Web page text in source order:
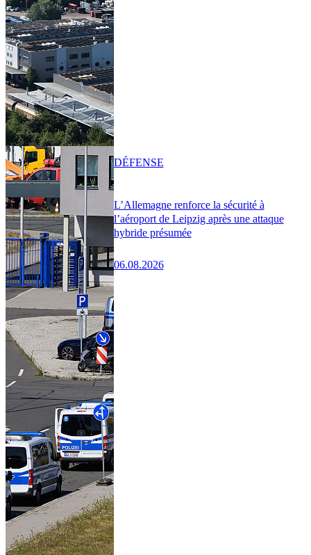
L’Allemagne renforce la sécurité à
l’aéroport de Leipzig après une attaque
hybride présumée
06.08.2026
DÉFENSE